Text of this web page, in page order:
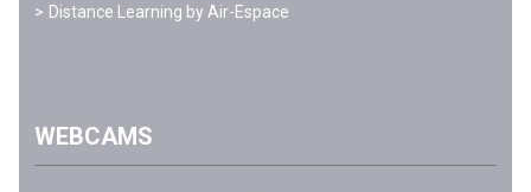
Distance Learning by Air-Espace
WEBCAMS